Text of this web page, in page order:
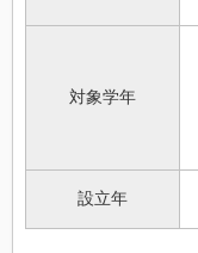
対象学年
設立年